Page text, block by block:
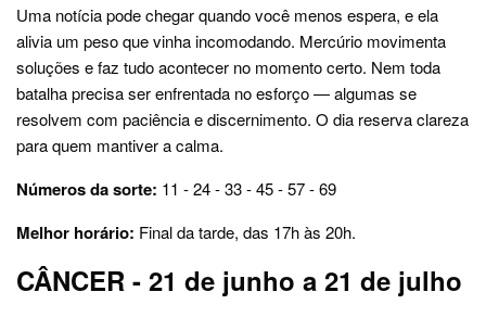
Uma notícia pode chegar quando você menos espera, e ela
alivia um peso que vinha incomodando. Mercúrio movimenta
soluções e faz tudo acontecer no momento certo. Nem toda
batalha precisa ser enfrentada no esforço — algumas se
resolvem com paciência e discernimento. O dia reserva clareza
para quem mantiver a calma.
Números da sorte: 11 - 24 - 33 - 45 - 57 - 69
Melhor horário: Final da tarde, das 17h às 20h.
CÂNCER - 21 de junho a 21 de julho